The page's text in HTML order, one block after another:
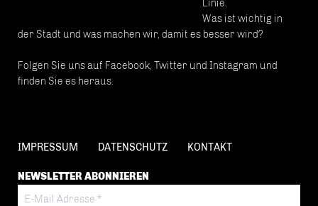
Linie.
Was ist wichtig in
der Stadt und was machen wir, damit es besser wird?
Folgen Sie uns auf Facebook, Twitter und Instagram und
finden Sie es heraus.
IMPRESSUM DATENSCHUTZ KONTAKT
NEWSLETTER ABONNIEREN